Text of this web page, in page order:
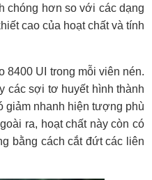
chóng hơn so với các dạng
cao của hoạt chất và tính
8400 UI trong mỗi viên nén.
các sợi tơ huyết hình thành
giảm nhanh hiện tượng phù
ra, hoạt chất này còn có
bằng cách cắt đứt các liên